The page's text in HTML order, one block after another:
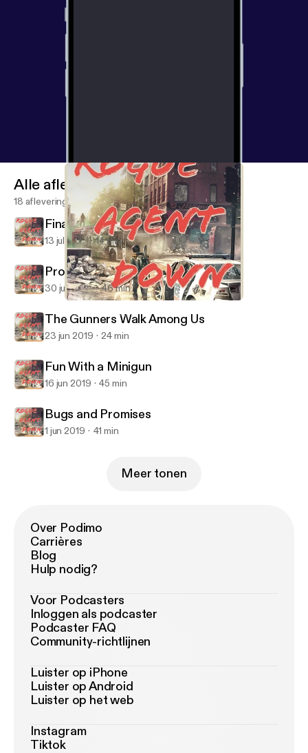
Rogue Agent Down - A Division 2 Podcast
Alle afleveringen
18 afleveringen
Final Show For Now
13 jul 2019 14 min
Promising Changes and Burnout
30 jun 2019 46 min
The Gunners Walk Among Us
23 jun 2019 24 min
Fun With a Minigun
16 jun 2019 45 min
Bugs and Promises
1 jun 2019 41 min
Meer tonen
Over Podimo
Carrières
Blog
Hulp nodig?
Voor Podcasters
Inloggen als podcaster
Podcaster FAQ
Community-richtlijnen
Luister op iPhone
Luister op Android
Luister op het web
Instagram
Tiktok